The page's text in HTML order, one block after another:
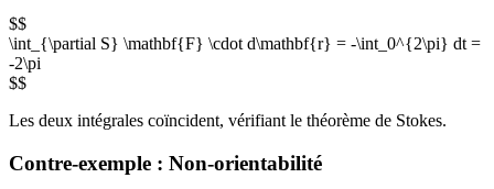
$$
\int_{\partial S} \mathbf{F} \cdot d\mathbf{r} = -\int_0^{2\pi} dt =
-2\pi
$$
Les deux intégrales coïncident, vérifiant le théorème de Stokes.
Contre-exemple : Non-orientabilité